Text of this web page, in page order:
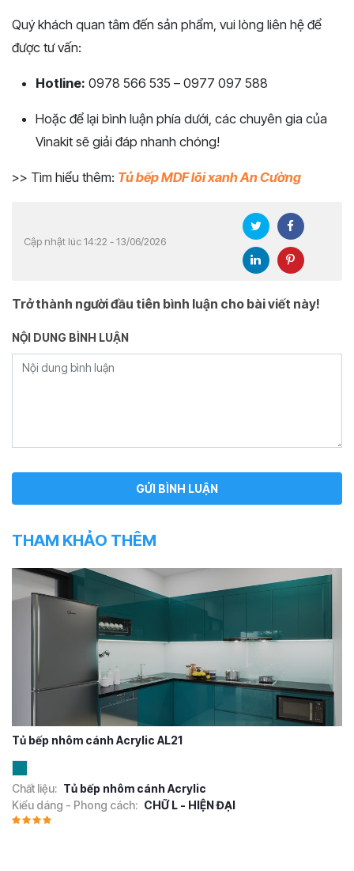
Quý khách quan tâm đến sản phẩm, vui lòng liên hệ để
được tư vấn:
Hotline: 0978 566 535 – 0977 097 588
Hoặc để lại bình luận phía dưới, các chuyên gia của
Vinakit sẽ giải đáp nhanh chóng!
>> Tìm hiểu thêm: Tủ bếp MDF lõi xanh An Cường
Cập nhật lúc 14:22 - 13/06/2026
Trở thành người đầu tiên bình luận cho bài viết này!
NỘI DUNG BÌNH LUẬN
THAM KHẢO THÊM
Tủ bếp nhôm cánh Acrylic AL21
Chất liệu: Tủ bếp nhôm cánh Acrylic
Kiểu dáng - Phong cách: CHỮ L - HIỆN ĐẠI